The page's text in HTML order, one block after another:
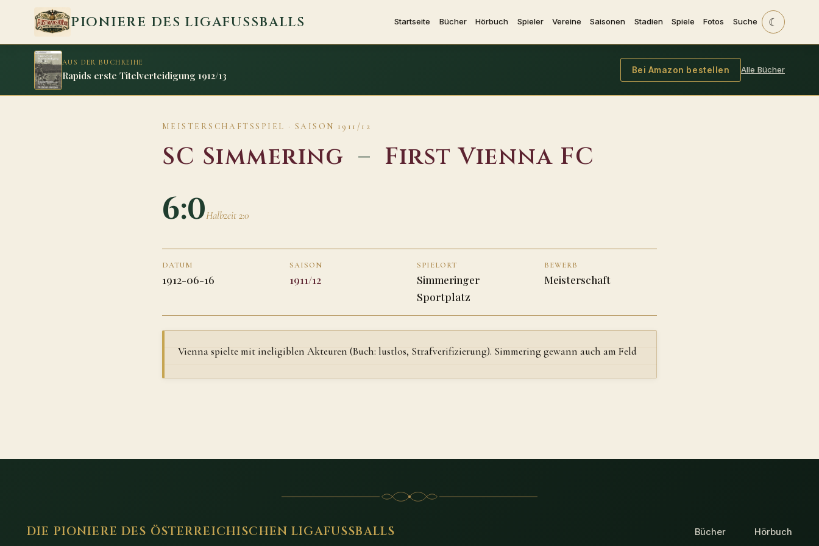
Zum Inhalt springen
PIONIERE DES LIGAFUSSBALLS Startseite Bücher Hörbuch Spieler Vereine Saisonen Stadien Spiele Fotos Suche ☾
AUS DER BUCHREIHE
Rapids erste Titelverteidigung 1912/13 Bei Amazon bestellen Alle Bücher
MEISTERSCHAFTSSPIEL · SAISON 1911/12
SC Simmering – First Vienna FC
6:0Halbzeit 2:0
DATUM
1912-06-16
SAISON
1911/12
SPIELORT
Simmeringer
Sportplatz
BEWERB
Meisterschaft
Vienna spielte mit ineligiblen Akteuren (Buch: lustlos, Strafverifizierung). Simmering gewann auch am Feld
DIE PIONIERE DES ÖSTERREICHISCHEN LIGAFUSSBALLS Bücher Hörbuch